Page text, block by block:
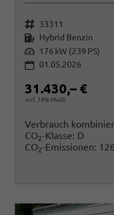
Fahrzeugnr. 33311
Kraftstoff Hybrid Benzin
Leistung 176 kW (239 PS)
01.05.2026
31.430,– €
incl. 19% MwSt.
Verbrauch
CO2-Klasse: D
CO2-Emissionen: